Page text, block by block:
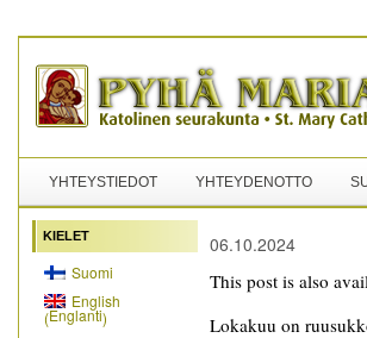
YHTEYSTIEDOT YHTEYDENOTTO
KIELET
Suomi
English
(Englanti)
06.10.2024
This post is also
Lokakuu on